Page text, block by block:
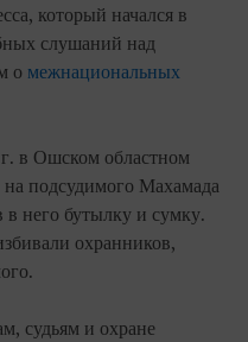
который начался в
слушаний над
о межнациональных
в Ошском областном
подсудимого Махамада
в него бутылку и сумку.
охранников,
судьям и охране